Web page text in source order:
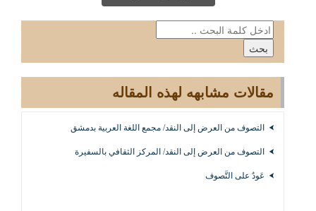
مقالات مشابهه لهذه المقاله
التصوف من العرض إلى النقد/ مجمع اللغة العربية بدمشق
التصوف من العرض إلى النقد/ المركز الثقافي بالسفيرة
عَودٌ على التَّصوف